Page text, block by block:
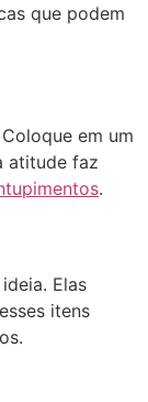
que podem
em um
atitude faz
.
Elas
itens